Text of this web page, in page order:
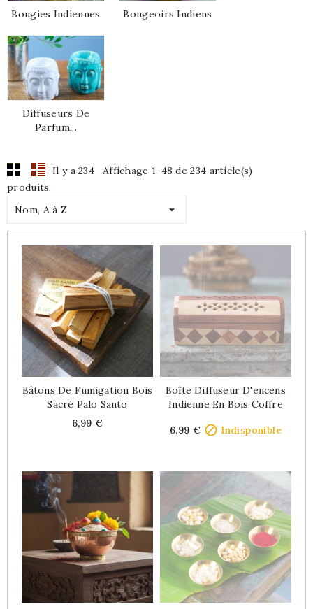
Bougies Indiennes Bougeoirs Indiens
Diffuseurs De
Parfum...
Il y a 234
produits.
Nom, A à Z

Affichage 1-48 de 234 article(s)
Bâtons De Fumigation Bois
Sacré Palo Santo
Price
6,99 €
Boîte Diffuseur D'encens
Indienne En Bois Coffre
6,99 €  Indisponible